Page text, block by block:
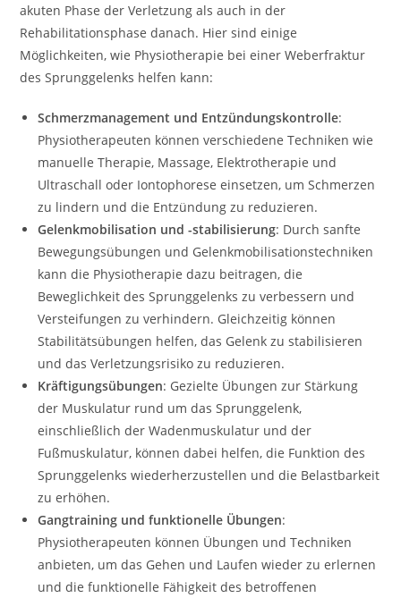
akuten Phase der Verletzung als auch in der
Rehabilitationsphase danach. Hier sind einige
Möglichkeiten, wie Physiotherapie bei einer Weberfraktur
des Sprunggelenks helfen kann:
Schmerzmanagement und Entzündungskontrolle:
Physiotherapeuten können verschiedene Techniken wie
manuelle Therapie, Massage, Elektrotherapie und
Ultraschall oder Iontophorese einsetzen, um Schmerzen
zu lindern und die Entzündung zu reduzieren.
Gelenkmobilisation und -stabilisierung: Durch sanfte
Bewegungsübungen und Gelenkmobilisationstechniken
kann die Physiotherapie dazu beitragen, die
Beweglichkeit des Sprunggelenks zu verbessern und
Versteifungen zu verhindern. Gleichzeitig können
Stabilitätsübungen helfen, das Gelenk zu stabilisieren
und das Verletzungsrisiko zu reduzieren.
Kräftigungsübungen: Gezielte Übungen zur Stärkung
der Muskulatur rund um das Sprunggelenk,
einschließlich der Wadenmuskulatur und der
Fußmuskulatur, können dabei helfen, die Funktion des
Sprunggelenks wiederherzustellen und die Belastbarkeit
zu erhöhen.
Gangtraining und funktionelle Übungen:
Physiotherapeuten können Übungen und Techniken
anbieten, um das Gehen und Laufen wieder zu erlernen
und die funktionelle Fähigkeit des betroffenen